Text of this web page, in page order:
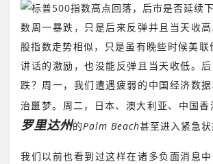
数周一暴跌，只是后来反弹并且当天收
股指数走势相似，只是虽有晚些时候美
讲话的激励，也没能反弹且当天收低。
跌？周一，我们遭遇疲弱的中国经济数
治噩梦。周二，日本、澳大利亚、中国香
罗里达州的Palm Beach甚至进入紧急状
我们以前也看到过这样在诸多负面消息